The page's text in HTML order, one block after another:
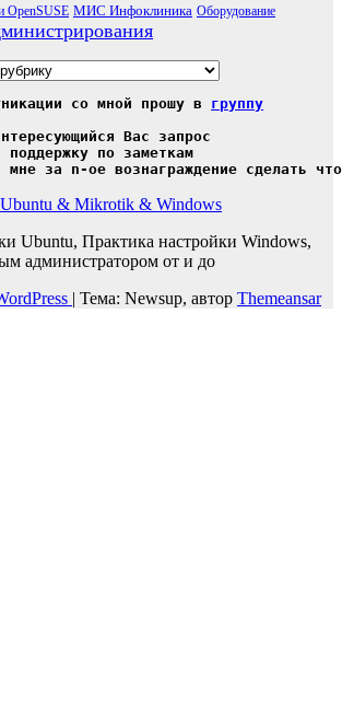
OpenSUSE МИС Инфоклиника Оборудование
со мной прошу в группу
мне за n-ое вознаграждение сделать
Ubuntu & Mikrotik & Windows
Ubuntu, Практика настройки Windows,
администратором от и до
| Тема: Newsup, автор Themeansar